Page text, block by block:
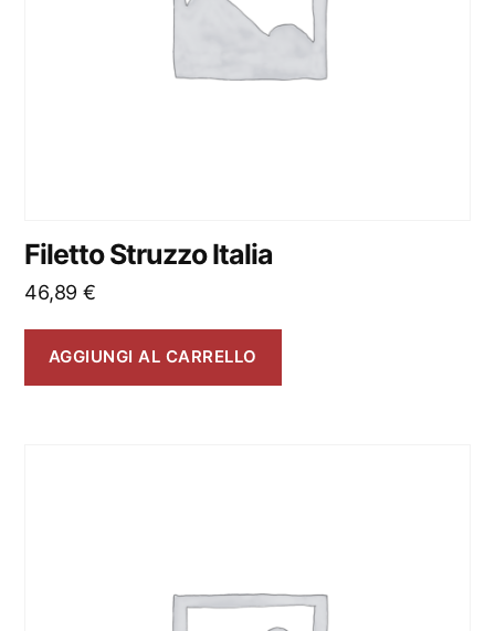
Filetto Struzzo Italia
46,89 €
AGGIUNGI AL CARRELLO